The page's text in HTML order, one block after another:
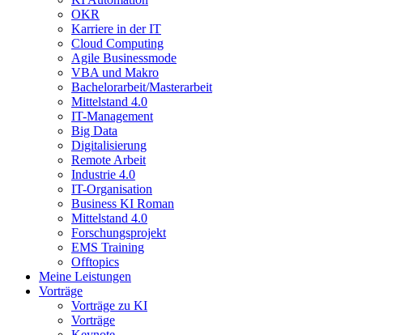
OKR
Karriere in der IT
Cloud Computing
Agile Businessmode
VBA und Makro
Bachelorarbeit/Masterarbeit
Mittelstand 4.0
IT-Management
Big Data
Digitalisierung
Remote Arbeit
Industrie 4.0
IT-Organisation
Business KI Roman
Mittelstand 4.0
Forschungsprojekt
EMS Training
Offtopics
Meine Leistungen
Vorträge
Vorträge zu KI
Vorträge